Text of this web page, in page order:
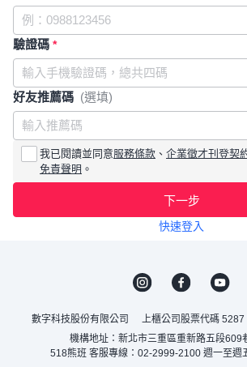
驗證碼 *
好友推薦碼 (選填)
我已閱讀並同意服務條款 、 企業徵才刊登契
免責聲明 。
下一步
快速登入
數字科技股份有限公司 上櫃公司股票代碼 5287
機構地址：新北市三重區重新路五段609
518熊班 客服專線：02-2999-2100 週一至週